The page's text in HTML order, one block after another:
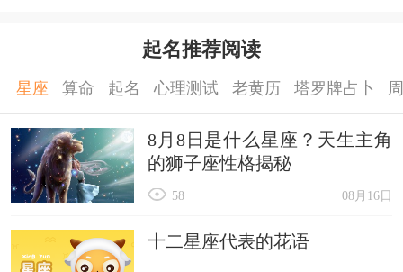
起名推荐阅读
星座 算命 起名 心理测试 老黄历 塔罗牌占卜
8月8日是什么星座？天生主角
的狮子座性格揭秘
08月16日
58
十二星座代表的花语